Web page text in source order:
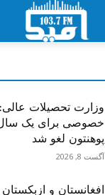
پوهنتون لغو شد
آگست 8, 2026
افغانستان و